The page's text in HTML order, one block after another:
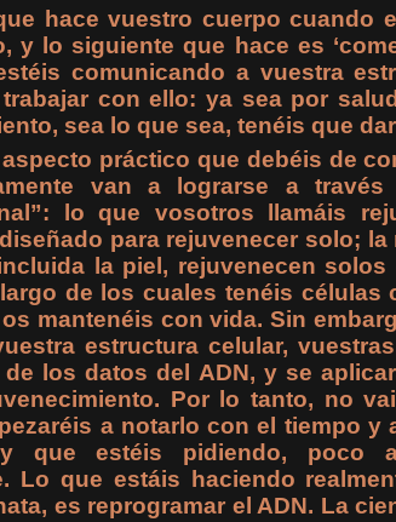
hace vuestro cuerpo cuando
y lo siguiente que hace es
comunicando a vuestra
con ello: ya sea por
sea lo que sea, tenéis que
práctico que debéis de
van a lograrse a
lo que vosotros llamáis
para rejuvenecer solo;
la piel, rejuvenecen
de los cuales tenéis células
mantenéis con vida. Sin
estructura celular,
de los datos del ADN, y se
Por lo tanto, no
a notarlo con el tiempo y
y que estéis pidiendo, poco
Lo que estáis haciendo
es reprogramar el ADN. La